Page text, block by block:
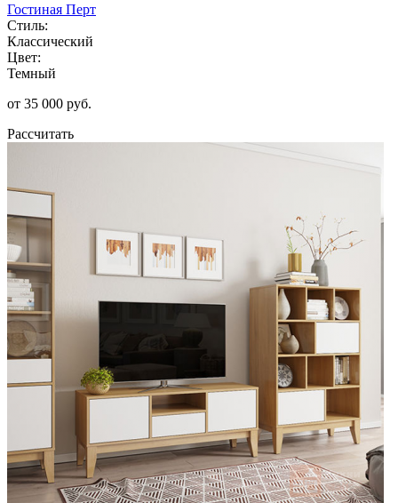
Гостиная Перт
Стиль:
Классический
Цвет:
Темный
от 35 000 руб.
Рассчитать